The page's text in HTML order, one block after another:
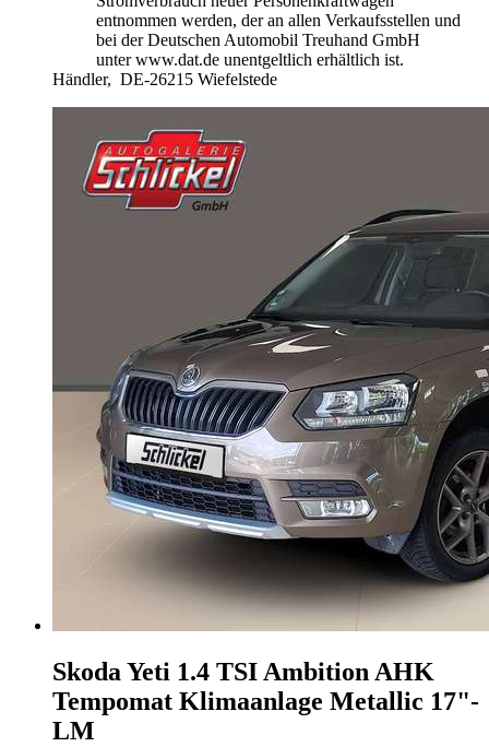
entnommen werden, der an allen Verkaufsstellen und
bei der Deutschen Automobil Treuhand GmbH
unter www.dat.de unentgeltlich erhältlich ist.
Händler, DE-26215 Wiefelstede
Skoda Yeti 1.4 TSI Ambition AHK
Tempomat Klimaanlage Metallic 17"-
LM